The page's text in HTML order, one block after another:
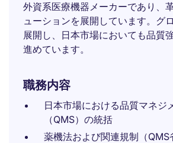
外資系医療機器メーカーであり、
ューションを展開しています。グ
展開し、日本市場においても品質
進めています。
職務内容
日本市場における品質マネジ
（QMS）の統括
薬機法および関連規制（QMS